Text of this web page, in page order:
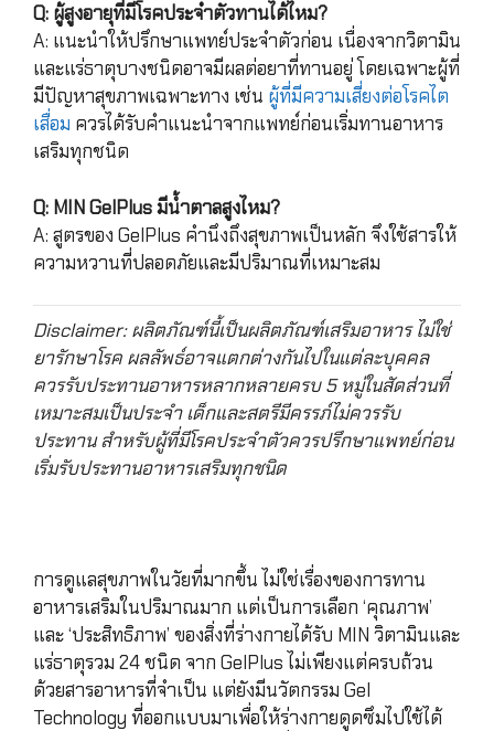
Q: ผู้สูงอายุที่มีโรคประจำตัวทานได้ไหม?
A: แนะนำให้ปรึกษาแพทย์ประจำตัวก่อน เนื่องจากวิตามิน
และแร่ธาตุบางชนิดอาจมีผลต่อยาที่ทานอยู่ โดยเฉพาะผู้ที่
มีปัญหาสุขภาพเฉพาะทาง เช่น ผู้ที่มีความเสี่ยงต่อโรคไต
เสื่อม ควรได้รับคำแนะนำจากแพทย์ก่อนเริ่มทานอาหาร
เสริมทุกชนิด
Q: MIN GelPlus มีน้ำตาลสูงไหม?
A: สูตรของ GelPlus คำนึงถึงสุขภาพเป็นหลัก จึงใช้สารให้
ความหวานที่ปลอดภัยและมีปริมาณที่เหมาะสม
Disclaimer: ผลิตภัณฑ์นี้เป็นผลิตภัณฑ์เสริมอาหาร ไม่ใช่
ยารักษาโรค ผลลัพธ์อาจแตกต่างกันไปในแต่ละบุคคล
ควรรับประทานอาหารหลากหลายครบ 5 หมู่ในสัดส่วนที่
เหมาะสมเป็นประจำ เด็กและสตรีมีครรภ์ไม่ควรรับ
ประทาน สำหรับผู้ที่มีโรคประจำตัวควรปรึกษาแพทย์ก่อน
เริ่มรับประทานอาหารเสริมทุกชนิด
การดูแลสุขภาพในวัยที่มากขึ้น ไม่ใช่เรื่องของการทาน
อาหารเสริมในปริมาณมาก แต่เป็นการเลือก ‘คุณภาพ’
และ ‘ประสิทธิภาพ’ ของสิ่งที่ร่างกายได้รับ MIN วิตามินและ
แร่ธาตุรวม 24 ชนิด จาก GelPlus ไม่เพียงแต่ครบถ้วน
ด้วยสารอาหารที่จำเป็น แต่ยังมีนวัตกรรม Gel
Technology ที่ออกแบบมาเพื่อให้ร่างกายดูดซึมไปใช้ได้